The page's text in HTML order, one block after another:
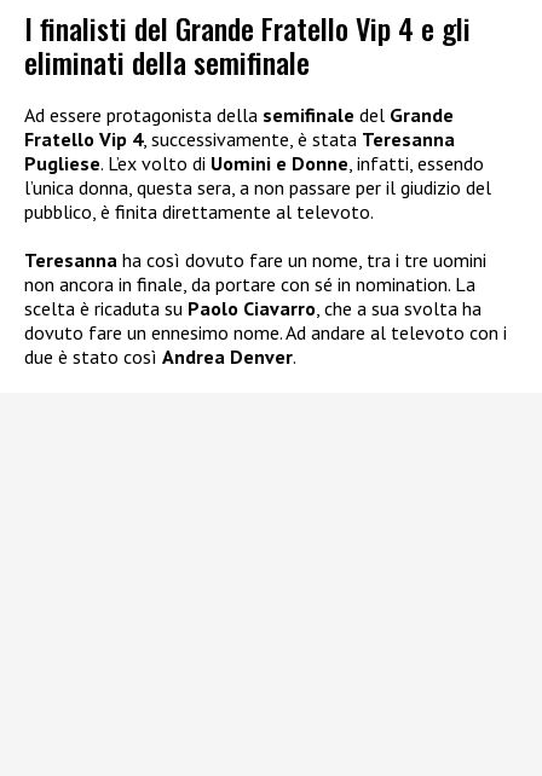
I finalisti del Grande Fratello Vip 4 e gli
eliminati della semifinale
Ad essere protagonista della semifinale del Grande
Fratello Vip 4, successivamente, è stata Teresanna
Pugliese. L’ex volto di Uomini e Donne, infatti, essendo
l’unica donna, questa sera, a non passare per il giudizio del
pubblico, è finita direttamente al televoto.
Teresanna ha così dovuto fare un nome, tra i tre uomini
non ancora in finale, da portare con sé in nomination. La
scelta è ricaduta su Paolo Ciavarro, che a sua svolta ha
dovuto fare un ennesimo nome. Ad andare al televoto con i
due è stato così Andrea Denver.